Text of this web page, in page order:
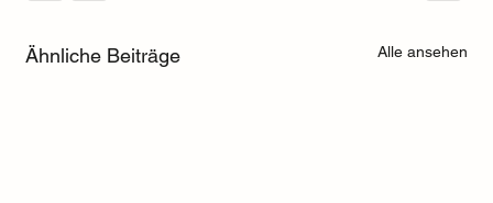
Ähnliche Beiträge Alle ansehen